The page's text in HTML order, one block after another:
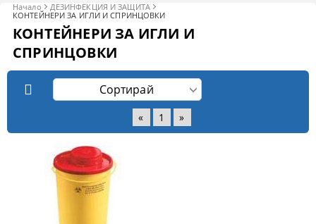
Начало
ДЕЗИНФЕКЦИЯ И ЗАЩИТА
КОНТЕЙНЕРИ ЗА ИГЛИ И СПРИНЦОВКИ
КОНТЕЙНЕРИ ЗА ИГЛИ И
СПРИНЦОВКИ
« 1 »